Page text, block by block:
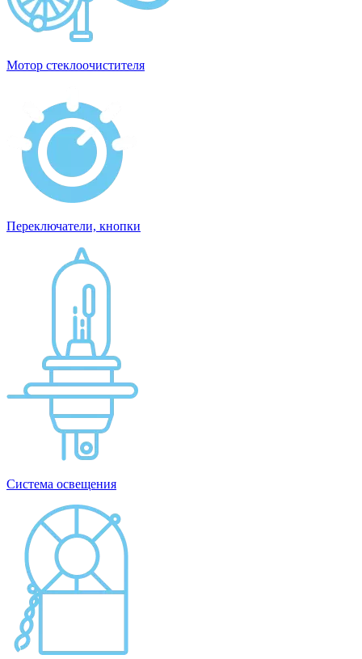
Мотор стеклоочистителя
Переключатели, кнопки
Система освещения